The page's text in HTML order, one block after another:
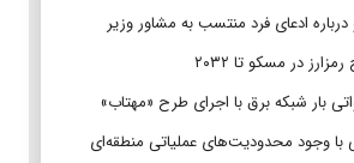
ادعای فرد منتسب به مشاور وزیر
در مسکو تا ۲۰۳۲
با وجود محدودیت‌های عملیاتی منطقه‌ای